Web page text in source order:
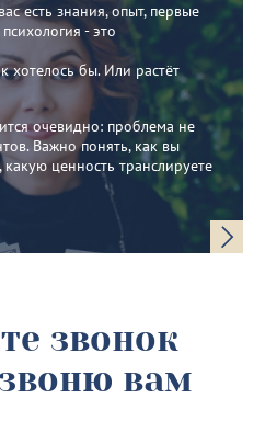
есть знания, опыт, первые
- это
хотелось бы. Или растёт
очевидно: проблема не
Важно понять, как вы
ценность транслируете
звонок
вам